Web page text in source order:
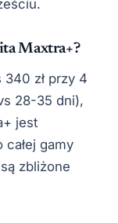
Maxtra+?
340 zł przy 4
28-35 dni),
jest
gamy
zbliżone